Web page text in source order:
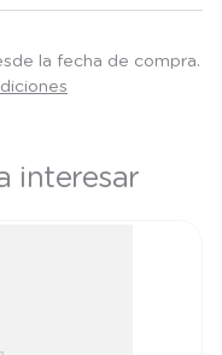
la fecha de compra.
interesar